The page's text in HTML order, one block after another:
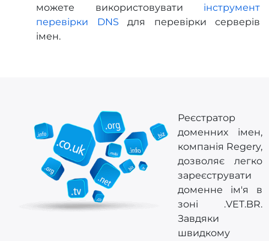
можете використовувати інструмент
перевірки DNS для перевірки серверів
імен.
Реєстратор
доменних імен,
компанія Regery,
дозволяє легко
зареєструвати
доменне ім'я в
зоні .VET.BR.
Завдяки
швидкому